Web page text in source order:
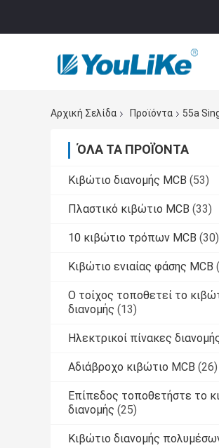
Αρχική Σελίδα
Προϊόντα 55a
ΌΛΑ ΤΑ ΠΡΟΪΌΝΤΑ
Κιβώτιο διανομής MCB (53)
Πλαστικό κιβώτιο MCB (33)
10 κιβώτιο τρόπων MCB (30)
Κιβώτιο ενιαίας φάσης MCB
Ο τοίχος τοποθετεί το
διανομής (13)
Ηλεκτρικοί πίνακες
Αδιάβροχο κιβώτιο MCB (26)
Επίπεδος τοποθετήστε το
διανομής (25)
Κιβώτιο διανομής